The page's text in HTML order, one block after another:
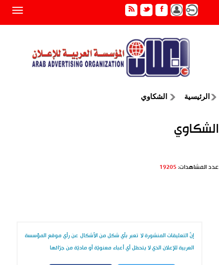
الرئيسية الشكاوي
الشكاوي
عدد المشاهدات:19205
إنّ التعليقات المنشورة لا تعبر بأي شكل من الأشكال عن رأي موقع المؤسسة
العربية للإعلان الذي لا يتحمّل أي أعباء معنويّة أو ماديّة من جرّائها